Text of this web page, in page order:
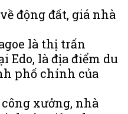
động đất, giá nhà
là thị trấn
Edo, là địa điểm du
phố chính của
xưởng, nhà